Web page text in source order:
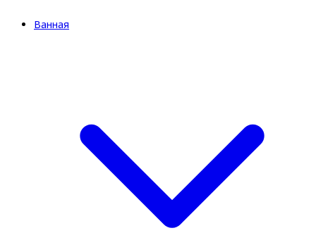
Ванная